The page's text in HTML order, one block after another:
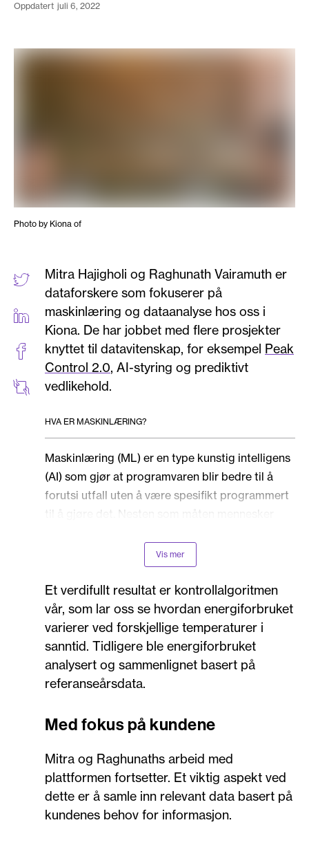
oppdatert juli 6, 2022
Photo by Kiona of
Mitra Hajigholi og Raghunath Vairamuth er
dataforskere som fokuserer på
maskinlæring og dataanalyse hos oss i
Kiona. De har jobbet med flere prosjekter
knyttet til datavitenskap, for eksempel Peak
Control 2.0, AI-styring og prediktivt
vedlikehold.
HVA ER MASKINLÆRING?
Maskinlæring (ML) er en type kunstig intelligens
(AI) som gjør at programvaren blir bedre til å
forutsi utfall uten å være spesifikt programmert
til å gjøre det. Nesten som måten mennesker
Les mer om ML på Wikipedia
Vis mer
Et verdifullt resultat er kontrollalgoritmen
vår, som lar oss se hvordan energiforbruket
varierer ved forskjellige temperaturer i
sanntid. Tidligere ble energiforbruket
analysert og sammenlignet basert på
referanseårsdata.
Med fokus på kundene
Mitra og Raghunaths arbeid med
plattformen fortsetter. Et viktig aspekt ved
dette er å samle inn relevant data basert på
kundenes behov for informasjon.